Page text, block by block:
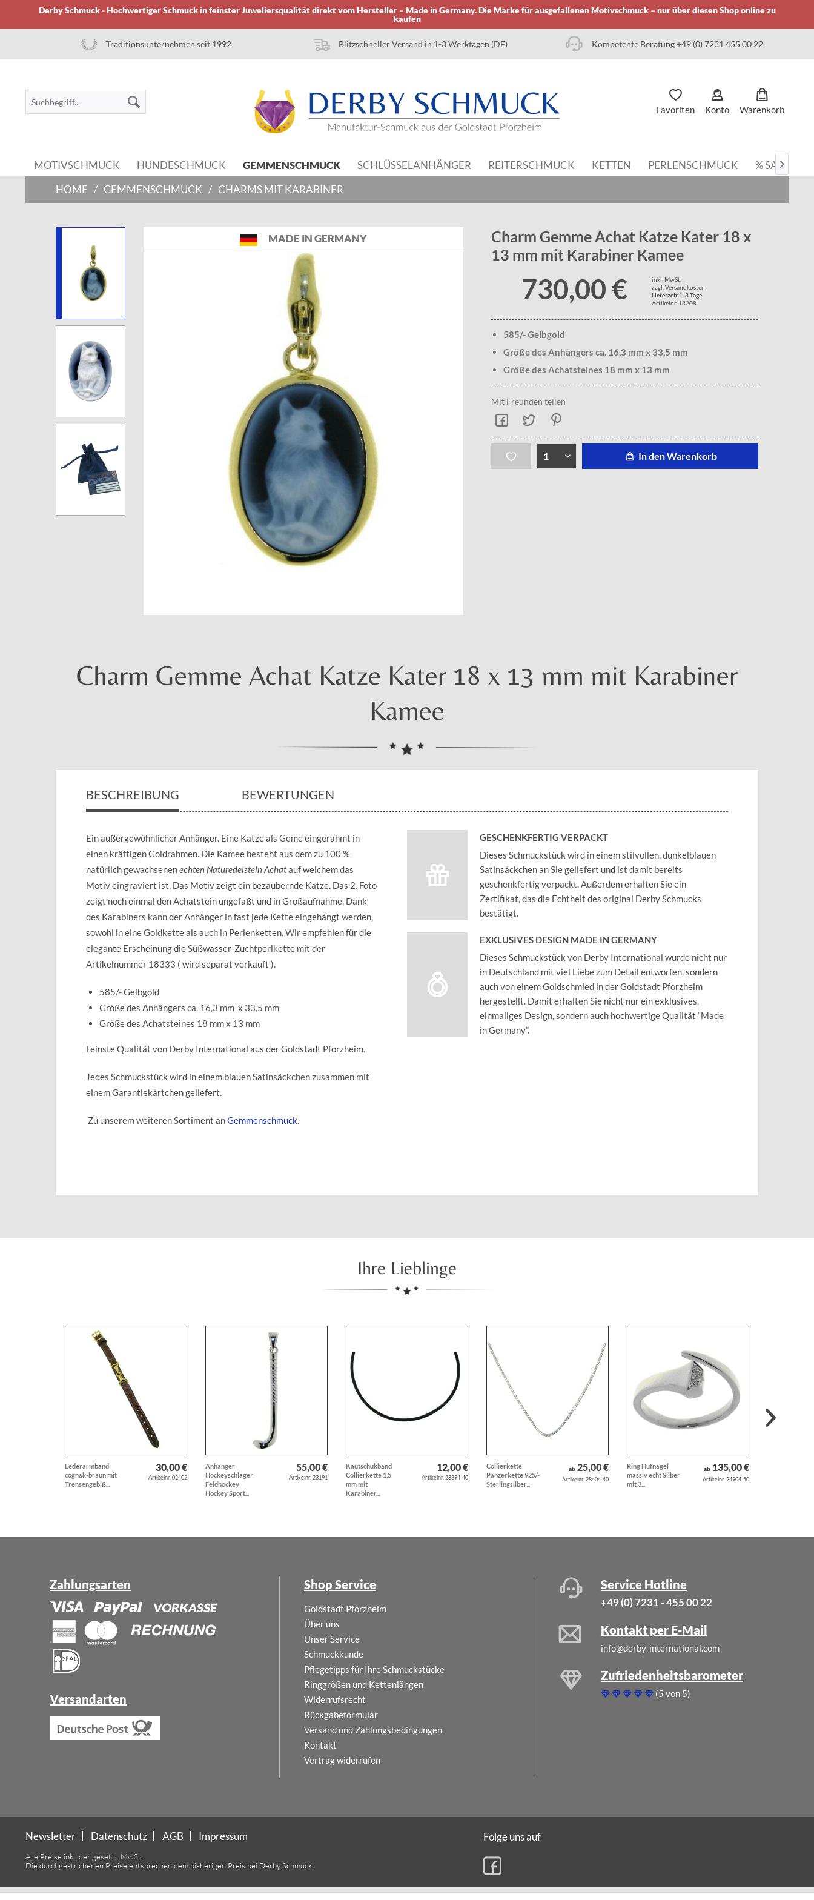
Derby Schmuck - Hochwertiger Schmuck in feinster Juweliersqualität direkt vom Hersteller – Made in Germany. Die Marke für ausgefallenen Motivschmuck – nur über diesen Shop online zu
kaufen
Traditionsunternehmen seit 1992 Blitzschneller Versand in 1-3 Werktagen (DE) Kompetente Beratung +49 (0) 7231 455 00 22
Favoriten Konto Warenkorb
MOTIVSCHMUCK HUNDESCHMUCK GEMMENSCHMUCK SCHLÜSSELANHÄNGER REITERSCHMUCK KETTEN PERLENSCHMUCK % SALE

HOME / GEMMENSCHMUCK / CHARMS MIT KARABINER
MADE IN GERMANY
Charm Gemme Achat Katze Kater 18 x
13 mm mit Karabiner Kamee
730,00 €
inkl. MwSt.
zzgl. Versandkosten
Lieferzeit 1-3 Tage
Artikelnr. 13208
585/- Gelbgold
Größe des Anhängers ca. 16,3 mm x 33,5 mm
Größe des Achatsteines 18 mm x 13 mm
Mit Freunden teilen
In den Warenkorb
Charm Gemme Achat Katze Kater 18 x 13 mm mit Karabiner
Kamee
BESCHREIBUNG BEWERTUNGEN
Ein außergewöhnlicher Anhänger. Eine Katze als Geme eingerahmt in
einen kräftigen Goldrahmen. Die Kamee besteht aus dem zu 100 %
natürlich gewachsenenechten Naturedelstein Achatauf welchem das
Motiv eingraviert ist. Das Motiv zeigt ein bezaubernde Katze. Das 2. Foto
zeigt noch einmal den Achatstein ungefaßt und in Großaufnahme. Dank
des Karabiners kann der Anhänger in fast jede Kette eingehängt werden,
sowohl in eine Goldkette als auch in Perlenketten. Wir empfehlen für die
elegante Erscheinung die Süßwasser-Zuchtperlkette mit der
Artikelnummer 18333 ( wird separat verkauft ).
585/- Gelbgold
Größe des Anhängers ca. 16,3 mm x 33,5 mm
Größe des Achatsteines 18 mm x 13 mm
Feinste Qualität von Derby International aus der Goldstadt Pforzheim.
Jedes Schmuckstück wird in einem blauen Satinsäckchen zusammen mit
einem Garantiekärtchen geliefert.
Zu unserem weiteren Sortiment anGemmenschmuck
GESCHENKFERTIG VERPACKT
Dieses Schmuckstück wird in einem stilvollen, dunkelblauen
Satinsäckchen an Sie geliefert und ist damit bereits
geschenkfertig verpackt. Außerdem erhalten Sie ein
Zertifikat, das die Echtheit des original Derby Schmucks
bestätigt.
EXKLUSIVES DESIGN MADE IN GERMANY
Dieses Schmuckstück von Derby International wurde nicht nur
in Deutschland mit viel Liebe zum Detail entworfen, sondern
auch von einem Goldschmied in der Goldstadt Pforzheim
hergestellt. Damit erhalten Sie nicht nur ein exklusives,
einmaliges Design, sondern auch hochwertige Qualität “Made
in Germany”.
Ihre Lieblinge
Lederarmband
cognak-braun mit
Trensengebiß...
30,00 €
Artikelnr. 02402
Anhänger
Hockeyschläger
Feldhockey
Hockey Sport...
55,00 €
Artikelnr. 23191
Kautschukband
Collierkette 1,5
mm mit
Karabiner...
12,00 €
Artikelnr. 28394-40
Collierkette
Panzerkette 925/-
Sterlingsilber...
ab 25,00 €
Artikelnr. 28404-40
Ring Hufnagel
massiv echt Silber
mit 3...
ab 135,00 €
Artikelnr. 24904-50
Zahlungsarten
Versandarten
Shop Service
Goldstadt Pforzheim
Über uns
Unser Service
Schmuckkunde
Pflegetipps für Ihre Schmuckstücke
Ringgrößen und Kettenlängen
Widerrufsrecht
Rückgabeformular
Versand und Zahlungsbedingungen
Kontakt
Vertrag widerrufen
Service Hotline
+49 (0) 7231 - 455 00 22
Kontakt per E-Mail
info@derby-international.com
Zufriedenheitsbarometer
(5 von 5)
Newsletter Datenschutz AGB Impressum
Alle Preise inkl. der gesetzl. MwSt.
Die durchgestrichenen Preise entsprechen dem bisherigen Preis bei Derby Schmuck.
Folge uns auf